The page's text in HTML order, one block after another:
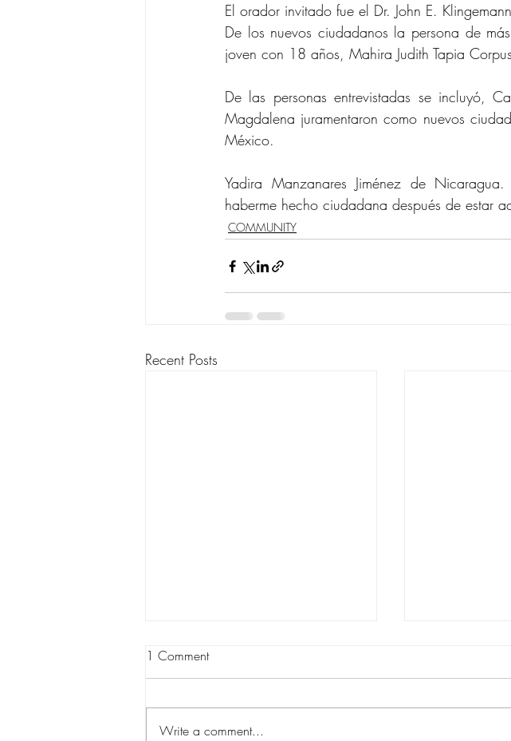
El orador invitado fue el Dr. John E.
De los nuevos ciudadanos la persona de
joven con 18 años, Mahira Judith Tapia
De las personas entrevistadas se incluyó,
Magdalena juramentaron como nuevos
México.
Yadira Manzanares Jiménez de
haberme hecho ciudadana después de estar
COMMUNITY
Recent Posts
1 Comment
Write a comment...